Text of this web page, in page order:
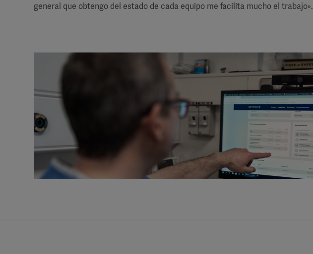
general que obtengo del estado de cada equipo me facilita mucho el trabajo».